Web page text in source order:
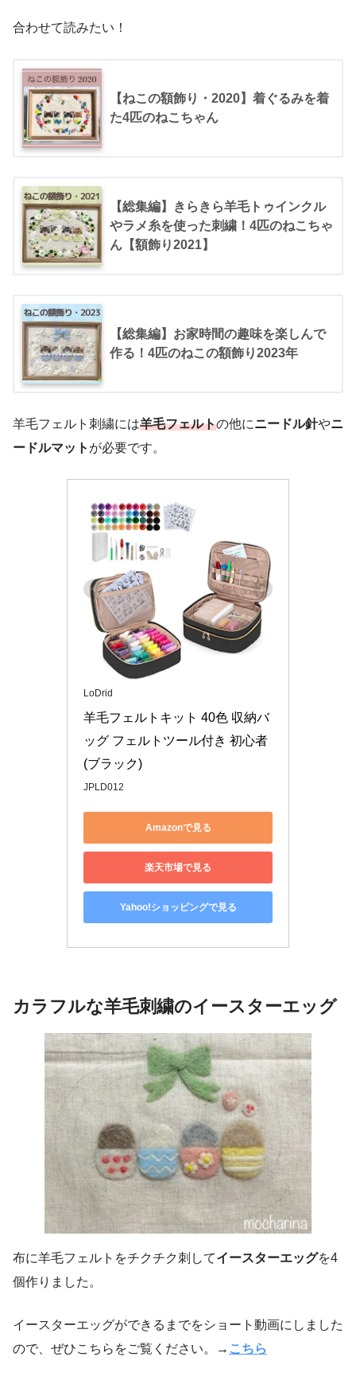
合わせて読みたい！
【ねこの額飾り・2020】着ぐるみを着
た4匹のねこちゃん
【総集編】きらきら羊毛トゥインクル
やラメ糸を使った刺繍！4匹のねこちゃ
ん【額飾り2021】
【総集編】お家時間の趣味を楽しんで
作る！4匹のねこの額飾り2023年
羊毛フェルト刺繍には羊毛フェルトの他にニードル針やニ
ードルマット が必要です。
LoDrid
羊毛フェルトキット 40色 収納バ
ッグ フェルトツール付き 初心者
(ブラック)
JPLD012
Amazonで見る
楽天市場で見る
Yahoo!ショッピングで見る
カラフルな羊毛刺繍のイースターエッグ
布に羊毛フェルトをチクチク刺してイースターエッグを4
個作りました。
イースターエッグができるまでをショート動画にしました
ので、ぜひこちらをご覧ください。→ こちら